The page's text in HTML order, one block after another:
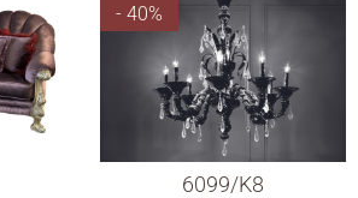
- 40%
6099/K8